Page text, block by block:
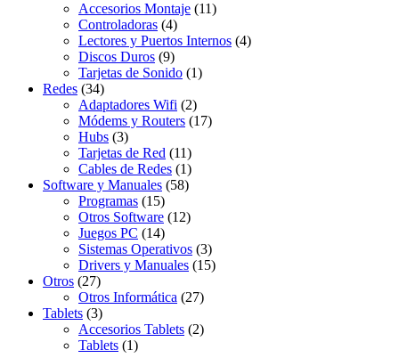
Accesorios Montaje (11)
Controladoras (4)
Lectores y Puertos Internos (4)
Discos Duros (9)
Tarjetas de Sonido (1)
Redes (34)
Adaptadores Wifi (2)
Módems y Routers (17)
Hubs (3)
Tarjetas de Red (11)
Cables de Redes (1)
Software y Manuales (58)
Programas (15)
Otros Software (12)
Juegos PC (14)
Sistemas Operativos (3)
Drivers y Manuales (15)
Otros (27)
Otros Informática (27)
Tablets (3)
Accesorios Tablets (2)
Tablets (1)